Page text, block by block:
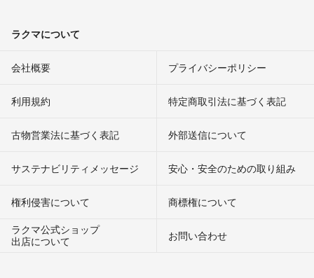
ラクマについて
会社概要 プライバシーポリシー
利用規約 特定商取引法に基づく表記
古物営業法に基づく表記 外部送信について
サステナビリティメッセージ 安心・安全のための取り組み
権利侵害について
商標権について
ラクマ公式ショップ
出店について
お問い合わせ